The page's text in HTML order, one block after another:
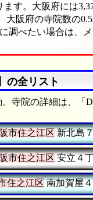
す。大阪府には
阪府の寺院数の
調べたい場合は、
の全リスト
。寺院の詳細は、「
市住之江区新北島
市住之江区安立４
住之江区南加賀屋